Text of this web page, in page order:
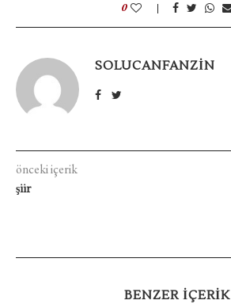
0
SOLUCANFANZIN
önceki içerik
şiir
BENZER IÇERIK